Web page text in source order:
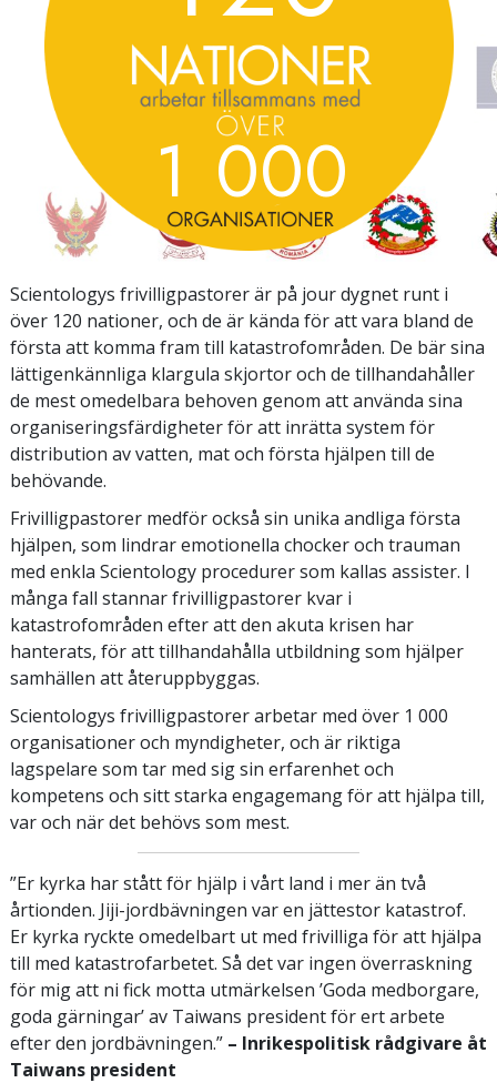
1 000
Scientologys frivilligpastorer är på jour dygnet runt i
över 120 nationer, och de är kända för att vara bland de
första att komma fram till katastrofområden. De bär sina
lättigenkännliga klargula skjortor och de tillhandahåller
de mest omedelbara behoven genom att använda sina
organiseringsfärdigheter för att inrätta system för
distribution av vatten, mat och första hjälpen till de
behövande.
Frivilligpastorer medför också sin unika andliga första
hjälpen, som lindrar emotionella chocker och trauman
med enkla Scientology procedurer som kallas assister. I
många fall stannar frivilligpastorer kvar i
katastrofområden efter att den akuta krisen har
hanterats, för att tillhandahålla utbildning som hjälper
samhällen att återuppbyggas.
Scientologys frivilligpastorer arbetar med över 1 000
organisationer och myndigheter, och är riktiga
lagspelare som tar med sig sin erfarenhet och
kompetens och sitt starka engagemang för att hjälpa till,
var och när det behövs som mest.
”Er kyrka har stått för hjälp i vårt land i mer än två
årtionden. Jiji-jordbävningen var en jättestor katastrof.
Er kyrka ryckte omedelbart ut med frivilliga för att hjälpa
till med katastrofarbetet. Så det var ingen överraskning
för mig att ni fick motta utmärkelsen ’Goda medborgare,
goda gärningar’ av Taiwans president för ert arbete
efter den jordbävningen.” – Inrikespolitisk rådgivare åt
Taiwans president